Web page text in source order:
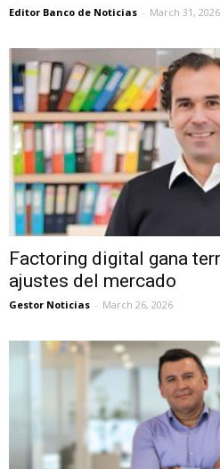
Editor Banco de Noticias - March 31, 2026
Factoring digital gana
ajustes del mercado
Gestor Noticias - March 26, 2026